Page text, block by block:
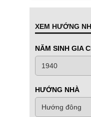
XEM HƯỚNG
NĂM SINH GIA
HƯỚNG NHÀ